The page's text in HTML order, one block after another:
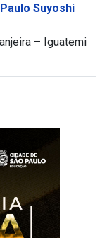
Suyoshi
– Iguatemi